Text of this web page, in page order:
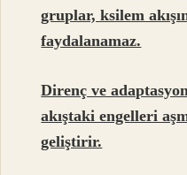
gruplar, ksilem
faydalanamaz.
Direnç ve
akıştaki engelleri
geliştirir.